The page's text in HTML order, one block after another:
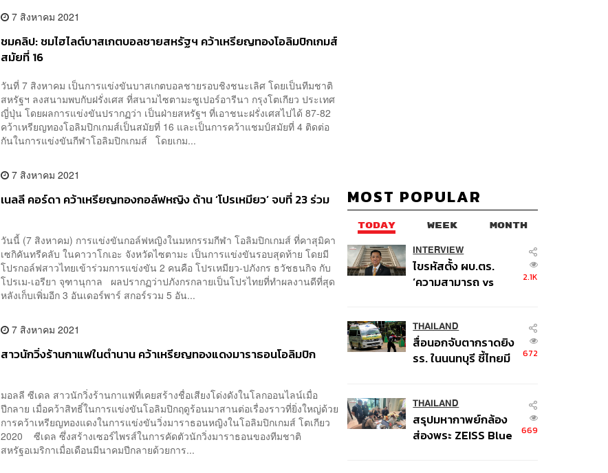
7 สิงหาคม 2021
ชมคลิป: ชมไฮไลต์บาสเกตบอลชายสหรัฐฯ คว้าเหรียญทองโอลิมปิกเกมส์
สมัยที่ 16
วันที่ 7 สิงหาคม เป็นการแข่งขันบาสเกตบอลชายรอบชิงชนะเลิศ โดยเป็นทีมชาติ
สหรัฐฯ ลงสนามพบกับฝรั่งเศส ที่สนามไซตามะซูเปอร์อารีนา กรุงโตเกียว ประเทศ
ญี่ปุ่น โดยผลการแข่งขันปรากฏว่า เป็นฝ่ายสหรัฐฯ ที่เอาชนะฝรั่งเศสไปได้ 87-82
คว้าเหรียญทองโอลิมปิกเกมส์เป็นสมัยที่ 16 และเป็นการคว้าแชมป์สมัยที่ 4 ติดต่อ
กันในการแข่งขันกีฬาโอลิมปิกเกมส์ โดยเกม...
7 สิงหาคม 2021
เนลลี คอร์ดา คว้าเหรียญทองกอล์ฟหญิง ด้าน ‘โปรเหมียว’ จบที่ 23 ร่วม
วันนี้ (7 สิงหาคม) การแข่งขันกอล์ฟหญิงในมหกรรมกีฬา โอลิมปิกเกมส์ ที่คาสุมิคา
เซกิคันทรีคลับ ในคาวาโกเอะ จังหวัดไซตามะ เป็นการแข่งขันรอบสุดท้าย โดยมี
โปรกอล์ฟสาวไทยเข้าร่วมการแข่งขัน 2 คนคือ โปรเหมียว-ปภังกร ธวัชธนกิจ กับ
โปรเม-เอรียา จุฑานุกาล ผลปรากฏว่าปภังกรกลายเป็นโปรไทยที่ทำผลงานดีที่สุด
หลังเก็บเพิ่มอีก 3 อันเดอร์พาร์ สกอร์รวม 5 อัน...
7 สิงหาคม 2021
สาวนักวิ่งร้านกาแฟในตำนาน คว้าเหรียญทองแดงมาราธอนโอลิมปิก
มอลลี ซีเดล สาวนักวิ่งร้านกาแฟที่เคยสร้างชื่อเสียงโด่งดังในโลกออนไลน์เมื่อ
ปีกลาย เมื่อคว้าสิทธิ์ในการแข่งขันโอลิมปิกฤดูร้อนมาสานต่อเรื่องราวที่ยิ่งใหญ่ด้วย
การคว้าเหรียญทองแดงในการแข่งขันวิ่งมาราธอนหญิงในโอลิมปิกเกมส์ โตเกียว
2020 ซีเดล ซึ่งสร้างเซอร์ไพรส์ในการคัดตัวนักวิ่งมาราธอนของทีมชาติ
สหรัฐอเมริกาเมื่อเดือนมีนาคมปีกลายด้วยการ...
MOST POPULAR
TODAY WEEK MONTH
INTERVIEW
ไขรหัสตั้ง ผบ.ตร.
‘ความสามารถ vs
พล.ต.อ. เอก อังสนา
นนท์
2.1K
THAILAND
สื่อนอกจับตากราดยิง
รร. ในนนทบุรี ชี้ไทยมี
672
THAILAND
สรุปมหากาพย์กล้อง
ส่องพระ ZEISS Blue
669